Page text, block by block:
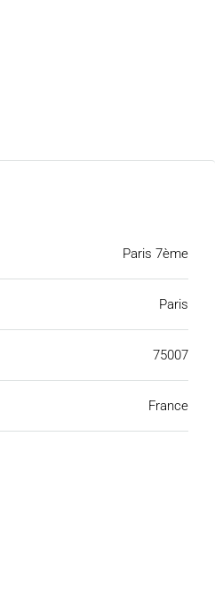
Paris 7ème
Paris
75007
France